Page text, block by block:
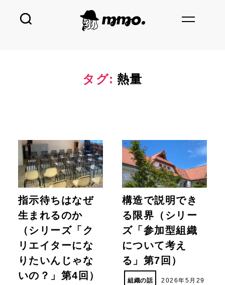
タグ: 熱量
指示待ちはなぜ
生まれるのか
（シリーズ「ク
リエイターにな
りたいんじゃな
いの？」第4回）
構造で説明でき
る限界（シリー
ズ「参加型組織
について考え
る」第7回）
組織の話 2026年5月29